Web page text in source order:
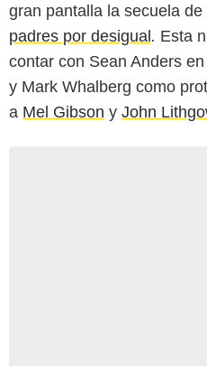
gran pantalla la secuela de
padres por desigual. Esta
contar con Sean Anders
y Mark Whalberg como
a Mel Gibson y John